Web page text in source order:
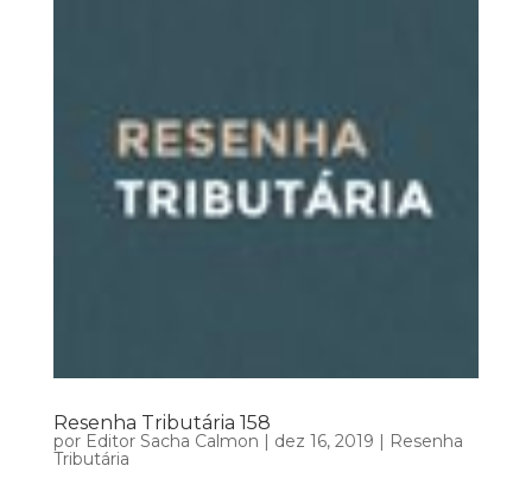
Resenha Tributária 158
por Editor Sacha Calmon | dez 16, 2019 | Resenha
Tributária